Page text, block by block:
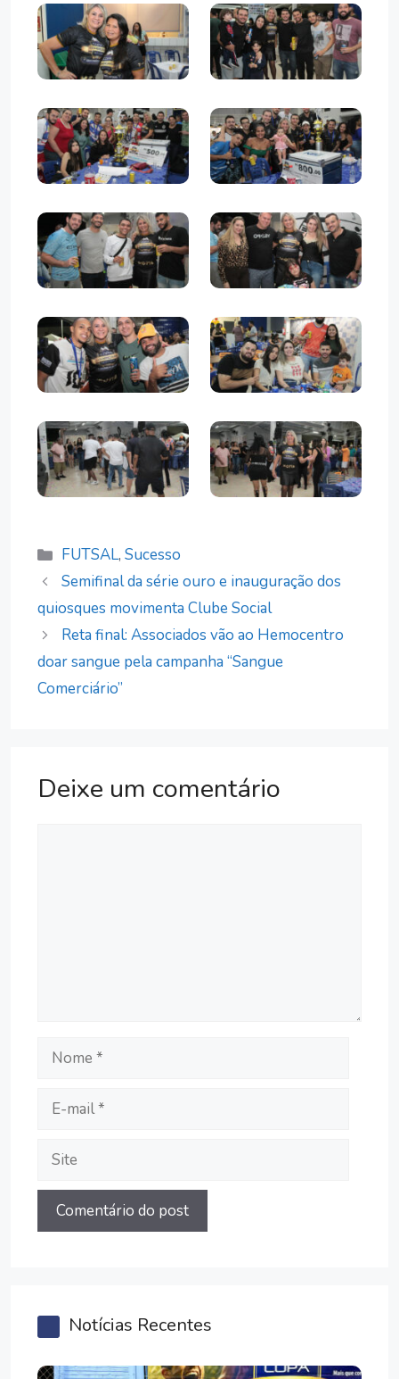
Categorias
FUTSAL,Sucesso
Semifinal da série ouro e inauguração dos
quiosques movimenta Clube Social
Reta final: Associados vão ao Hemocentro
doar sangue pela campanha “Sangue
Comerciário”
Deixe um comentário
Nome
mail
Site
Notícias Recentes